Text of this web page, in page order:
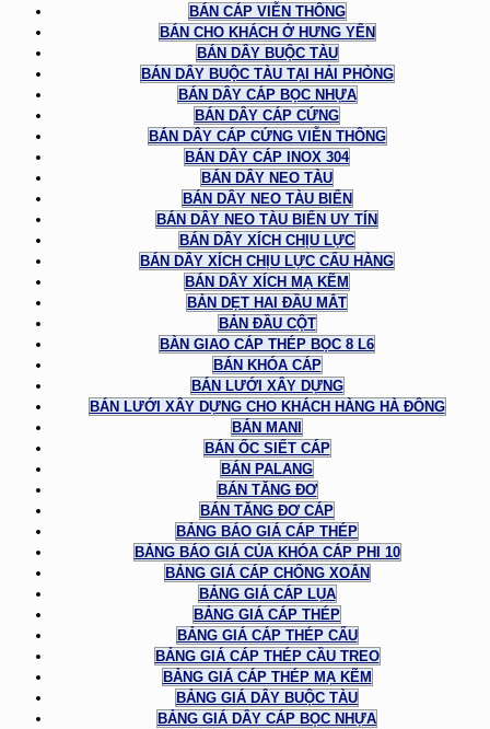
BÁN CÁP VIỄN THÔNG
BÁN CHO KHÁCH Ở HƯNG YÊN
BÁN DÂY BUỘC TÀU
BÁN DÂY BUỘC TÀU TẠI HẢI PHÒNG
BÁN DÂY CÁP BỌC NHỰA
BÁN DÂY CÁP CỨNG
BÁN DÂY CÁP CỨNG VIỄN THÔNG
BÁN DÂY CÁP INOX 304
BÁN DÂY NEO TÀU
BÁN DÂY NEO TÀU BIỂN
BÁN DÂY NEO TÀU BIỂN UY TÍN
BÁN DÂY XÍCH CHỊU LỰC
BÁN DÂY XÍCH CHỊU LỰC CẨU HÀNG
BÁN DÂY XÍCH MẠ KẼM
BẢN DẸT HAI ĐẦU MẮT
BẢN ĐẦU CỘT
BÀN GIAO CÁP THÉP BỌC 8 L6
BÁN KHÓA CÁP
BÁN LƯỚI XÂY DỰNG
BÁN LƯỚI XÂY DỰNG CHO KHÁCH HÀNG HÀ ĐÔNG
BÁN MANI
BÁN ỐC SIẾT CÁP
BÁN PALANG
BÁN TĂNG ĐƠ
BÁN TĂNG ĐƠ CÁP
BẢNG BÁO GIÁ CÁP THÉP
BẢNG BÁO GIÁ CỦA KHÓA CÁP PHI 10
BẢNG GIÁ CÁP CHỐNG XOẮN
BẢNG GIÁ CÁP LỤA
BẢNG GIÁ CÁP THÉP
BẢNG GIÁ CÁP THÉP CẨU
BẢNG GIÁ CÁP THÉP CẦU TREO
BẢNG GIÁ CÁP THÉP MẠ KẼM
BẢNG GIÁ DÂY BUỘC TÀU
BẢNG GIÁ DÂY CÁP BỌC NHỰA